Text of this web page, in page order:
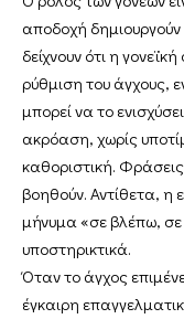
αποδοχή
δείχνουν ότι η
ρύθμιση του άγχους,
μπορεί να το
ακρόαση, χωρίς
καθοριστική.
βοηθούν. Αντίθετα, η
μήνυμα «σε βλέπω, σε
υποστηρικτικά.
Όταν το άγχος
έγκαιρη